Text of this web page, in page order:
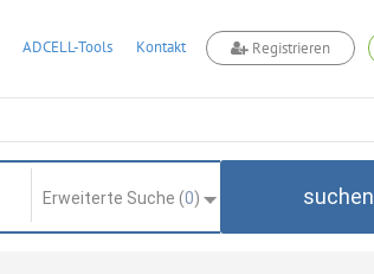
ADCELL-Tools Kontakt Registrieren
Erweiterte Suche (0) suchen